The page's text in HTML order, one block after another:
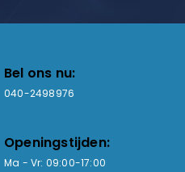
Bel ons nu:
040-2498976
Openingstijden:
Ma - Vr: 09:00-17:00